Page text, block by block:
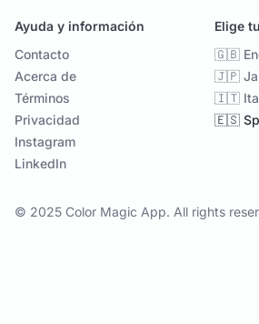
Ayuda y información
Contacto
Acerca de
Términos
Privacidad
Instagram
LinkedIn
Elige
🇬🇧
🇯🇵
🇮🇹
🇪🇸
© 2025 Color Magic App. All rights